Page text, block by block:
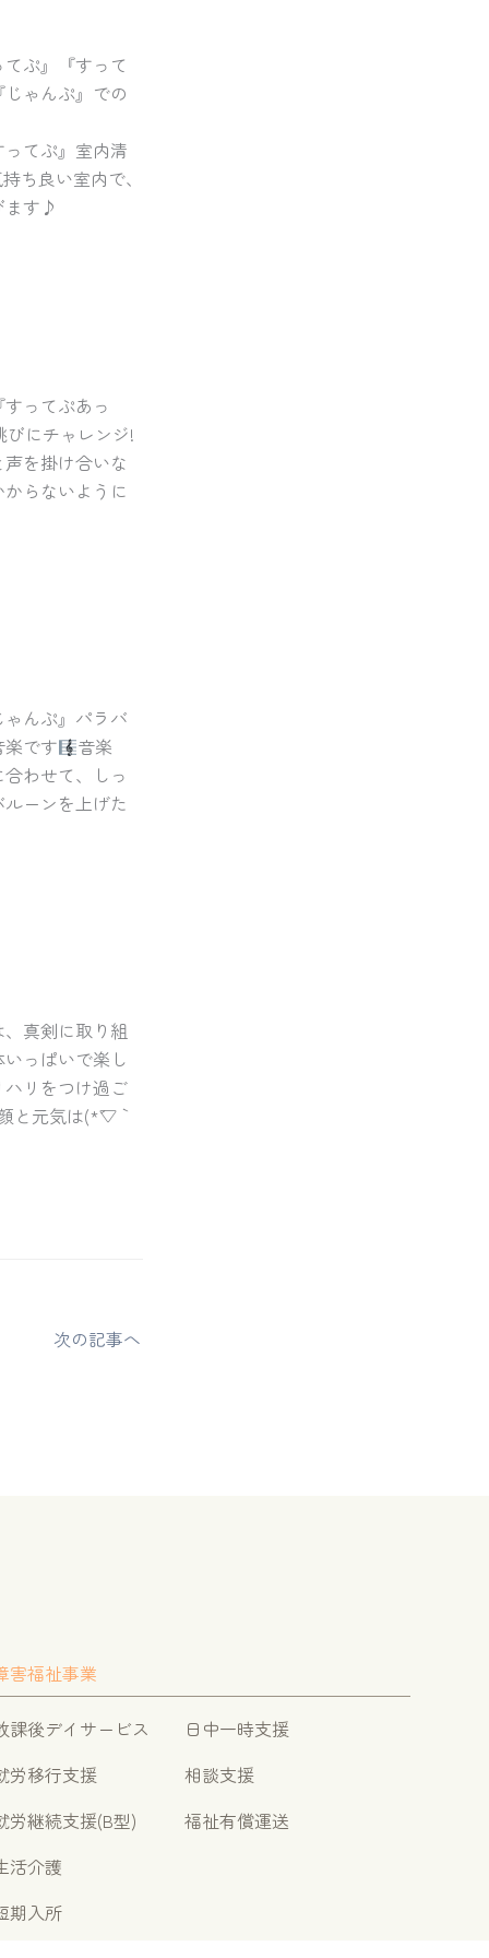
ぷ』『すって
ゃんぷ』での
ってぷ』室内清
ち良い室内で、
ます♪
ってぷあっ
びにチャレンジ!
を掛け合いな
らないように
んぷ』パラバ
です
音楽
わせて、しっ
ーンを上げた
真剣に取り組
っぱいで楽し
リをつけ過ご
と元気は(*´▽｀
次の記事へ
害福祉事業
課後デイサービス
労移行支援
労継続支援(B型)
活介護
期入所
日中一時支援
相談支援
福祉有償運送